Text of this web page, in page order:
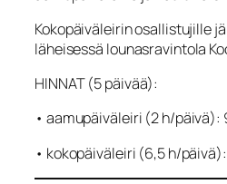
Kokopäiväleirin osallistujille
läheisessä lounasravintola
HINNAT (5 päivää):
• aamupäiväleiri (2 h/päivä):
• kokopäiväleiri (6,5 h/